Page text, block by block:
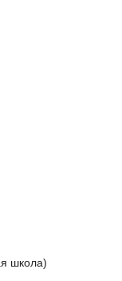
школа)